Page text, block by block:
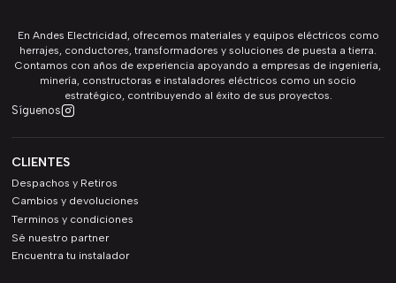
En Andes Electricidad, ofrecemos materiales y equipos eléctricos como
herrajes, conductores, transformadores y soluciones de puesta a tierra.
Contamos con años de experiencia apoyando a empresas de ingeniería,
minería, constructoras e instaladores eléctricos como un socio
estratégico, contribuyendo al éxito de sus proyectos.
Síguenos
CLIENTES
Despachos y Retiros
Cambios y devoluciones
Terminos y condiciones
Sé nuestro partner
Encuentra tu instalador